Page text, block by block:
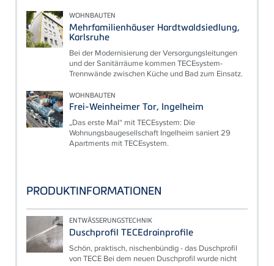
WOHNBAUTEN
Mehrfamilienhäuser Hardtwaldsiedlung,
Karlsruhe
Bei der Modernisierung der Versorgungsleitungen
und der Sanitärräume kommen TECEsystem-
Trennwände zwischen Küche und Bad zum Einsatz.
WOHNBAUTEN
Frei-Weinheimer Tor, Ingelheim
„Das erste Mal“ mit TECEsystem: Die
Wohnungsbaugesellschaft Ingelheim saniert 29
Apartments mit TECEsystem.
PRODUKTINFORMATIONEN
ENTWÄSSERUNGSTECHNIK
Duschprofil TECEdrainprofile
Schön, praktisch, nischenbündig - das Duschprofil
von TECE Bei dem neuen Duschprofil wurde nicht